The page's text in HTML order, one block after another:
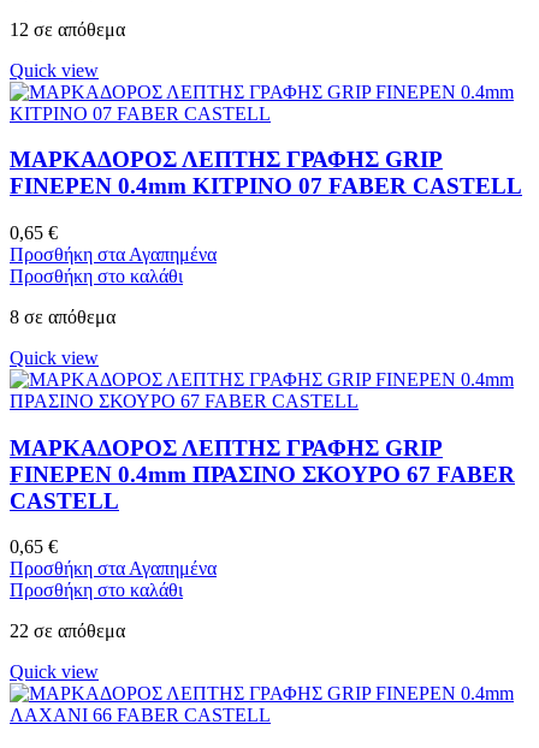
12 σε απόθεμα
Quick view
ΜΑΡΚΑΔΟΡΟΣ ΛΕΠΤΗΣ ΓΡΑΦΗΣ GRIP
FINEPEN 0.4mm ΚΙΤΡΙΝΟ 07 FABER CASTELL
0,65 €
Προσθήκη στα Αγαπημένα
Προσθήκη στο καλάθι
8 σε απόθεμα
Quick view
ΜΑΡΚΑΔΟΡΟΣ ΛΕΠΤΗΣ ΓΡΑΦΗΣ GRIP
FINEPEN 0.4mm ΠΡΑΣΙΝΟ ΣΚΟΥΡΟ 67 FABER
CASTELL
0,65 €
Προσθήκη στα Αγαπημένα
Προσθήκη στο καλάθι
22 σε απόθεμα
Quick view